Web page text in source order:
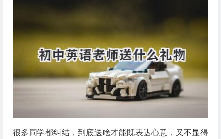
很多同学都纠结，到底送啥才能既表达心意，又不显得